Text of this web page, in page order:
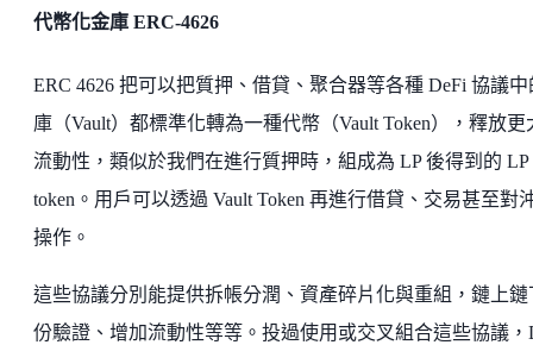
代幣化金庫 ERC-4626
ERC 4626 把可以把質押、借貸、聚合器等各種 DeFi 協議中
庫（Vault）都標準化轉為一種代幣（Vault Token），釋放更
流動性，類似於我們在進行質押時，組成為 LP 後得到的 LP
token。用戶可以透過 Vault Token 再進行借貸、交易甚至對
操作。
這些協議分別能提供拆帳分潤、資產碎片化與重組，鏈上鏈
份驗證、增加流動性等等。投過使用或交叉組合這些協議，